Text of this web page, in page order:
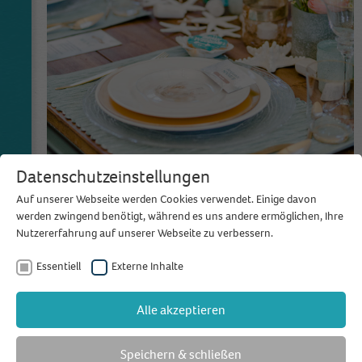
Datenschutzeinstellungen
Auf unserer Webseite werden Cookies verwendet. Einige davon
werden zwingend benötigt, während es uns andere ermöglichen, Ihre
Nutzererfahrung auf unserer Webseite zu verbessern.
Essentiell Externe Inhalte
Alle akzeptieren
Speichern & schließen